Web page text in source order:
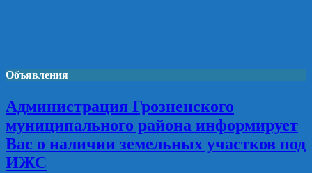
Объявления
Администрация Грозненского
муниципального района информирует
Вас о наличии земельных участков под
ИЖС